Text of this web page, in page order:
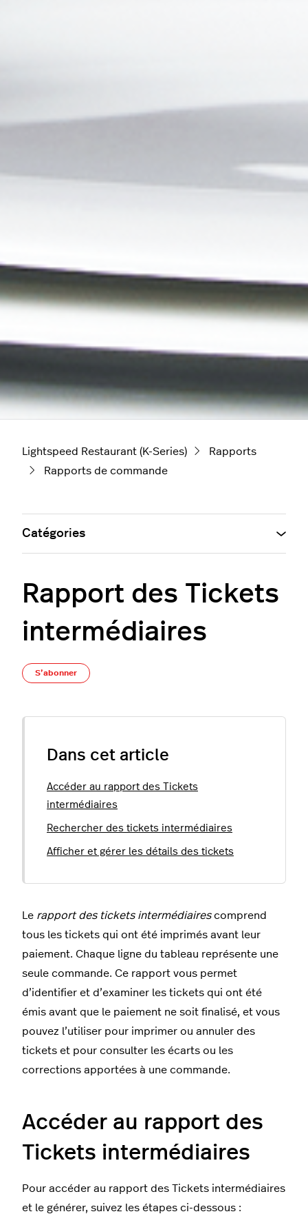
Lightspeed Restaurant (K-Series)
Rapports
Rapports de commande
Rapport des Tickets
intermédiaires
S’abonner
Dans cet article
Accéder au rapport des Tickets
intermédiaires
Rechercher des tickets intermédiaires
Afficher et gérer les détails des tickets
Le rapport des tickets intermédiairescomprend
tous les tickets qui ont été imprimés avant leur
paiement. Chaque ligne du tableau représente une
seule commande. Ce rapport vous permet
d’identifier et d’examiner les tickets qui ont été
émis avant que le paiement ne soit finalisé, et vous
pouvez l’utiliser pour imprimer ou annuler des
tickets et pour consulter les écarts ou les
corrections apportées à une commande.
Accéder au rapport des
Tickets intermédiaires
Pour accéder au rapport des Tickets intermédiaires
et le générer, suivez les étapes ci-dessous :
Catégories